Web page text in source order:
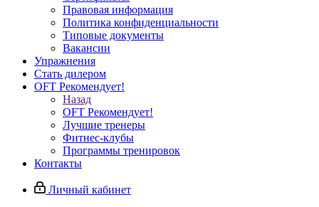
Правовая информация
Политика конфиденциальности
Типовые документы
Вакансии
Упражнения
Стать дилером
OFT Рекомендует!
Назад
OFT Рекомендует!
Лучшие тренеры
Фитнес-клубы
Программы тренировок
Контакты
Личный кабинет